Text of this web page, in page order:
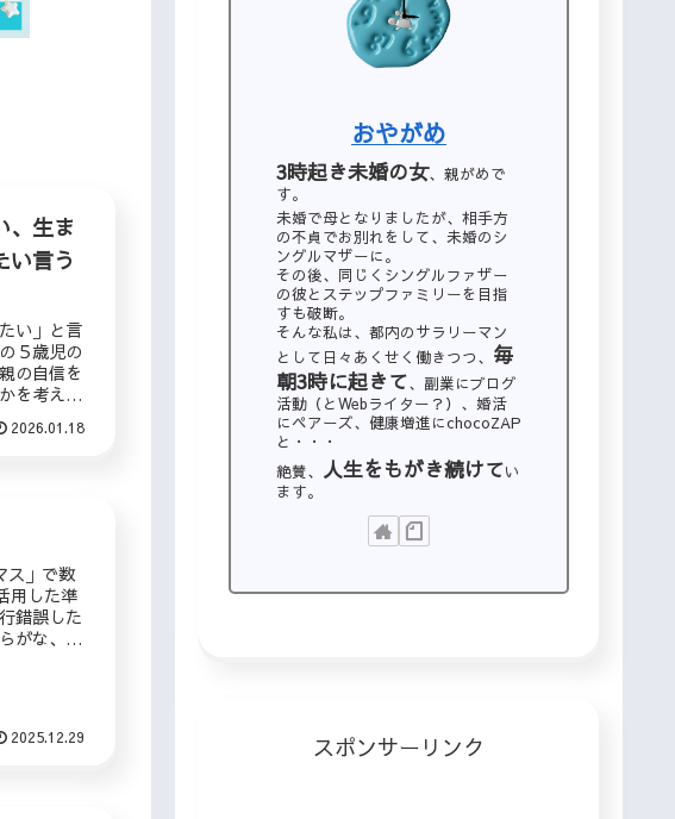
、生ま
い言う
い」と言
５歳児の
の自信を
を考えま
2026.01.18
ス」で数
用した準
錯誤した
がな、そ
2025.12.29
おやがめ
3時起き未婚の女、親がめで
す。
未婚で母となりましたが、相手方
の不貞でお別れをして、未婚のシ
ングルマザーに。
その後、同じくシングルファザー
の彼とステップファミリーを目指
すも破断。
そんな私は、都内のサラリーマン
として日々あくせく働きつつ、 毎
朝3時に起きて、副業にブログ
活動（とWebライター？）、婚活
にペアーズ、健康増進にchocoZAP
と・・・
絶賛、 人生をもがき続けてい
ます。
スポンサーリンク